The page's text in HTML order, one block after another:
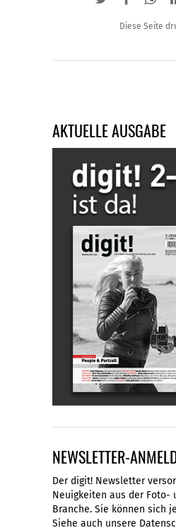
Diese Seite
AKTUELLE AUSGABE
NEWSLETTER-
Der digit! Newsletter
Neuigkeiten aus der Foto-
Branche. Sie können sich
Siehe auch unsere